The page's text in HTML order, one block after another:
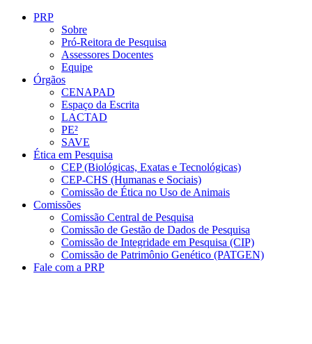
Conteúdo principal
PRP
Sobre
Pró-Reitora de Pesquisa
Assessores Docentes
Equipe
Órgãos
CENAPAD
Espaço da Escrita
LACTAD
PE²
SAVE
Ética em Pesquisa
CEP (Biológicas, Exatas e Tecnológicas)
CEP-CHS (Humanas e Sociais)
Comissão de Ética no Uso de Animais
Comissões
Comissão Central de Pesquisa
Comissão de Gestão de Dados de Pesquisa
Comissão de Integridade em Pesquisa (CIP)
Comissão de Patrimônio Genético (PATGEN)
Fale com a PRP